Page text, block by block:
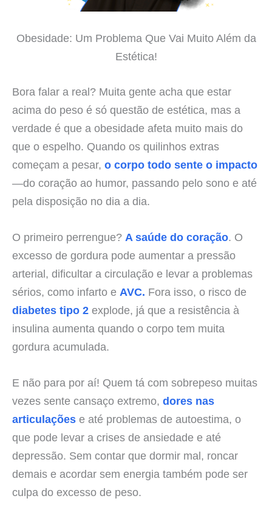
Obesidade: Um Problema Que Vai Muito Além da
Estética!
Bora falar a real? Muita gente acha que estar
acima do peso é só questão de estética, mas a
verdade é que a obesidade afeta muito mais do
que o espelho. Quando os quilinhos extras
começam a pesar, o corpo todo sente o impacto
—do coração ao humor, passando pelo sono e até
pela disposição no dia a dia.
O primeiro perrengue? A saúde do coração. O
excesso de gordura pode aumentar a pressão
arterial, dificultar a circulação e levar a problemas
sérios, como infarto e AVC. Fora isso, o risco de
diabetes tipo 2 explode, já que a resistência à
insulina aumenta quando o corpo tem muita
gordura acumulada.
E não para por aí! Quem tá com sobrepeso muitas
vezes sente cansaço extremo, dores nas
articulações e até problemas de autoestima, o
que pode levar a crises de ansiedade e até
depressão. Sem contar que dormir mal, roncar
demais e acordar sem energia também pode ser
culpa do excesso de peso.